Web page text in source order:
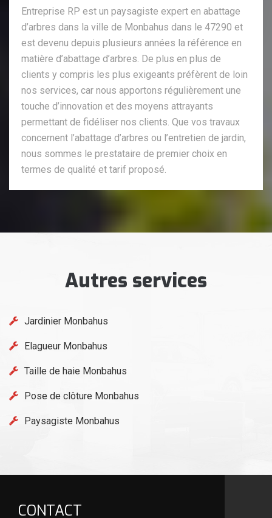
Entreprise RP est un paysagiste expert en abattage
d’arbres dans la ville de Monbahus dans le 47290 et
est devenu depuis plusieurs années la référence en
matière d’abattage d’arbres. De plus en plus de
clients y compris les plus exigeants préfèrent de loin
nos services, car nous apportons régulièrement une
touche d’innovation et des moyens attrayants
permettant de fidéliser nos clients. Que vos travaux
concernent l’abattage d’arbres ou l’entretien de jardin,
nous sommes le prestataire de premier choix en
termes de qualité et tarif proposé.
Autres services
Jardinier Monbahus
Elagueur Monbahus
Taille de haie Monbahus
Pose de clôture Monbahus
Paysagiste Monbahus
CONTACT